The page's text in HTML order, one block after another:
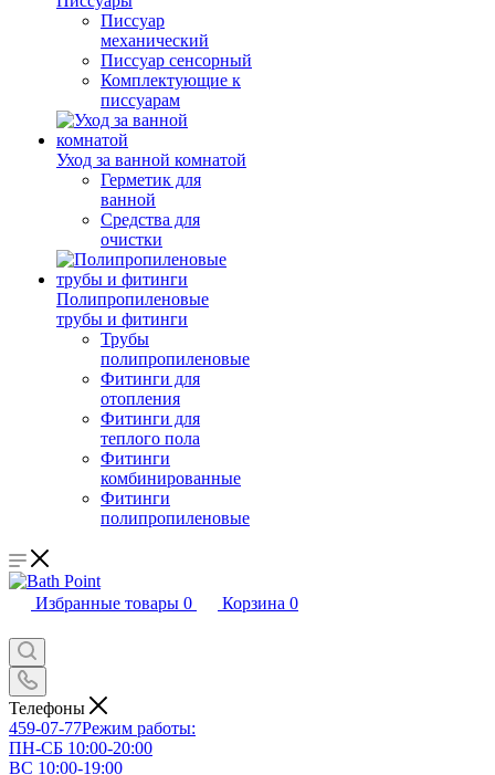
Писсуар
механический
Писсуар сенсорный
Комплектующие к
писсуарам
Уход за ванной комнатой
Герметик для
ванной
Средства для
очистки
Полипропиленовые
трубы и фитинги
Трубы
полипропиленовые
Фитинги для
отопления
Фитинги для
теплого пола
Фитинги
комбинированные
Фитинги
полипропиленовые
Избранные товары 0 Корзина 0
Телефоны
459-07-77Режим работы:
ПН-СБ 10:00-20:00
ВС 10:00-19:00